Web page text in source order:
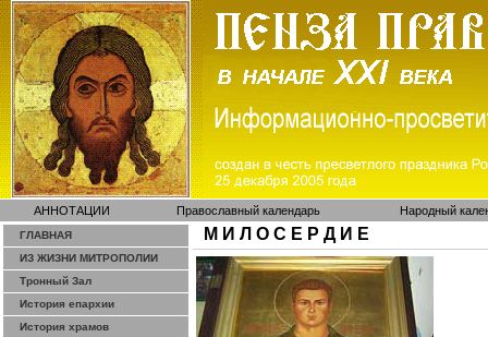
АННОТАЦИИ Православный календарь Народный
ГЛАВНАЯ
ИЗ ЖИЗНИ МИТРОПОЛИИ
Тронный Зал
История епархии
История храмов
М И Л О С Е Р Д И Е